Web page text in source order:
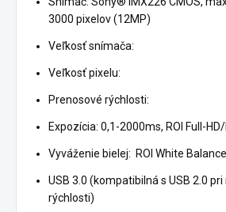
3000 pixelov (12MP)
Veľkosť snímača:
Veľkosť pixelu:
Prenosové rýchlosti:
Expozícia: 0,1-2000ms, ROI Full-
Vyváženie bielej: ROI White
USB 3.0 (kompatibilná s USB 2.0
rýchlosti)